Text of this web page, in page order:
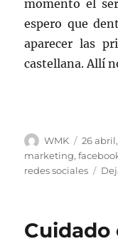
momento el
espero que
aparecer las
castellana. Allí
Autor
WMK
el
26 abril,
marketing,
redes sociales